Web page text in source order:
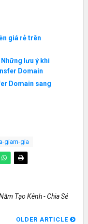
giá rẻ trên
lưu ý khi
Domain
Domain sang
giam-gia
Tạo Kênh - Chia Sẻ
OLDER ARTICLE